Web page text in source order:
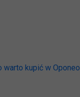
warto kupić w Oponeo